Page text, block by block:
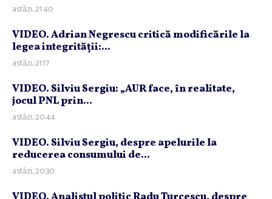
astăzi, 21:40
VIDEO. Adrian Negrescu critică modificările la
legea integrităţii:...
astăzi, 21:17
VIDEO. Silviu Sergiu: „AUR face, în realitate,
jocul PNL prin...
astăzi, 20:44
VIDEO. Silviu Sergiu, despre apelurile la
reducerea consumului de...
astăzi, 20:30